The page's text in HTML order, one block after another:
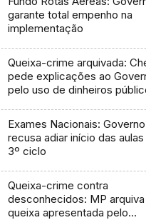
garante total empenho na
implementação
Queixa-crime arquivada:
pede explicações ao
pelo uso de dinheiros
Exames Nacionais: Governo
recusa adiar início das
3º ciclo
Queixa-crime contra
desconhecidos: MP arquiva
queixa apresentada pelo